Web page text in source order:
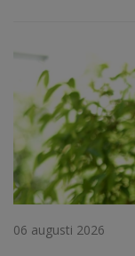
06 augusti 2026